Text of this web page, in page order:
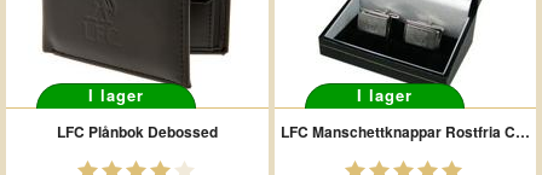
I lager
LFC Plånbok Debossed
I lager
LFC Manschettknappar Rostfria Crest Border